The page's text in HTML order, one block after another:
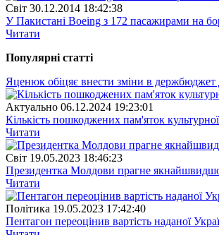
Свiт 30.12.2014 18:42:38
У Пакистані Boeing з 172 пасажирами на
Читати
Популярнi статтi
Яценюк обіцяє внести зміни в
Актуально 06.12.2024 19:23:01
Кількість пошкоджених пам'яток
Читати
Свiт 19.05.2023 18:46:23
Президентка Молдови прагне
Читати
Полiтика 19.05.2023 17:42:40
Пентагон переоцінив вартість наданої